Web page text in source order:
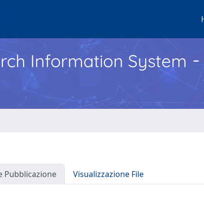
Information System -
Pubblicazione Visualizzazione File